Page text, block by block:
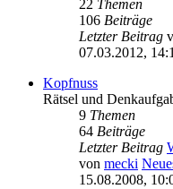
22 Themen
106 Beiträge
Letzter Beitrag
07.03.2012,
Kopfnuss
Rätsel und
9 Themen
64 Beiträge
Letzter Beitrag
von mecki
15.08.2008,